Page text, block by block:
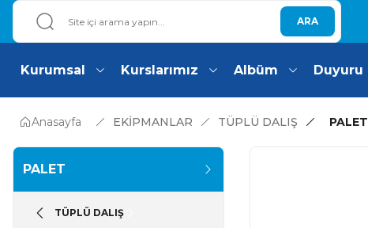
ARA
Kurumsal Kurslarımız Albüm Duyuru
Anasayfa EKİPMANLAR TÜPLÜ DALIŞ PALET
PALET
TÜPLÜ DALIŞ